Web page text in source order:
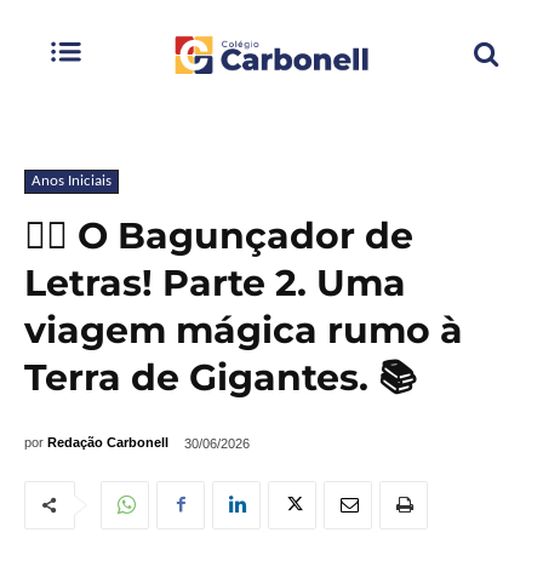
Anos Iniciais
🕵️‍♂️ O Bagunçador de
Letras! Parte 2. Uma
viagem mágica rumo à
Terra de Gigantes. 📚
por Redação Carbonell 30/06/2026